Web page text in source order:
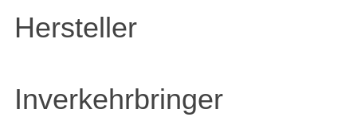
Hersteller
Inverkehrbringer